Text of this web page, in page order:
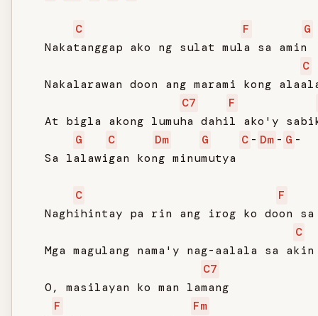
C F
G
   Nakatanggap ako ng sulat mula sa amin
C
Nakalarawan doon ang marami kong
C7
F
At bigla akong lumuha dahil ako'y
G
C Dm G C - Dm - G -
   Sa lalawigan kong minumutya
C
F
Naghihintay pa rin ang irog ko doon sa
C
   Mga magulang nama'y nag-aalala sa akin
C7
   O, masilayan ko man lamang
F
Fm